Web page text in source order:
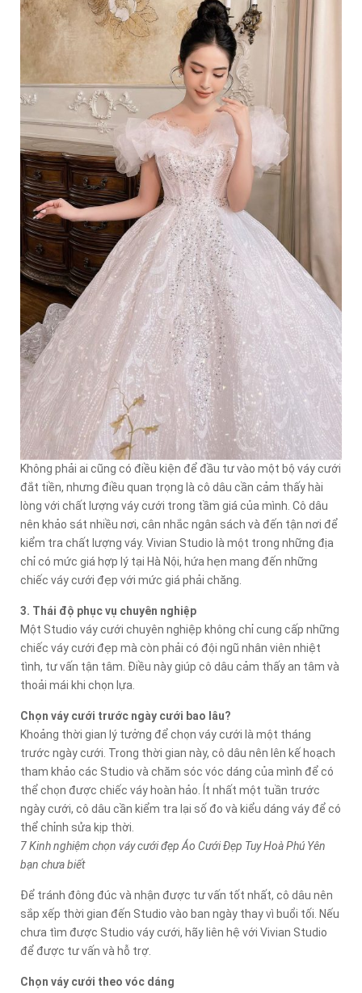
Không phải ai cũng có điều kiện để đầu tư vào một bộ váy cưới
đắt tiền, nhưng điều quan trọng là cô dâu cần cảm thấy hài
lòng với chất lượng váy cưới trong tầm giá của mình. Cô dâu
nên khảo sát nhiều nơi, cân nhắc ngân sách và đến tận nơi để
kiểm tra chất lượng váy. Vivian Studio là một trong những địa
chỉ có mức giá hợp lý tại Hà Nội, hứa hẹn mang đến những
chiếc váy cưới đẹp với mức giá phải chăng.
3. Thái độ phục vụ chuyên nghiệp
Một Studio váy cưới chuyên nghiệp không chỉ cung cấp những
chiếc váy cưới đẹp mà còn phải có đội ngũ nhân viên nhiệt
tình, tư vấn tận tâm. Điều này giúp cô dâu cảm thấy an tâm và
thoải mái khi chọn lựa.
Chọn váy cưới trước ngày cưới bao lâu?
Khoảng thời gian lý tưởng để chọn váy cưới là một tháng
trước ngày cưới. Trong thời gian này, cô dâu nên lên kế hoạch
tham khảo các Studio và chăm sóc vóc dáng của mình để có
thể chọn được chiếc váy hoàn hảo. Ít nhất một tuần trước
ngày cưới, cô dâu cần kiểm tra lại số đo và kiểu dáng váy để có
thể chỉnh sửa kịp thời.
7 Kinh nghiệm chọn váy cưới đẹp Áo Cưới Đẹp Tuy Hoà Phú Yên
bạn chưa biết
Để tránh đông đúc và nhận được tư vấn tốt nhất, cô dâu nên
sắp xếp thời gian đến Studio vào ban ngày thay vì buổi tối. Nếu
chưa tìm được Studio váy cưới, hãy liên hệ với Vivian Studio
để được tư vấn và hỗ trợ.
Chọn váy cưới theo vóc dáng